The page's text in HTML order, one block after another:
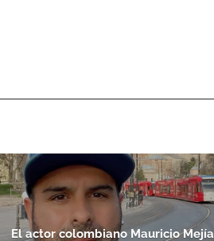
El actor colombiano Mauricio Mejía